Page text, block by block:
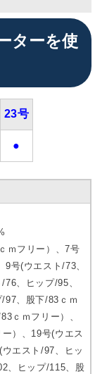
ターを使
23号
●
ｍフリー）、7号
号(ウエスト/73、
、ヒップ/95、
97、股下/83ｃｍ
ｃｍフリー）、
）、19号(ウエス
エスト/97、ヒッ
、ヒップ/115、股